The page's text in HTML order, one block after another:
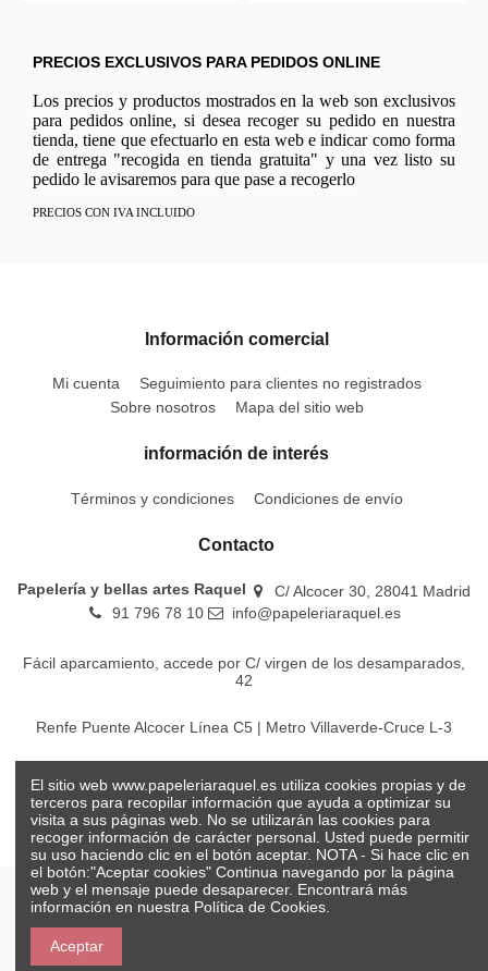
PRECIOS EXCLUSIVOS PARA PEDIDOS ONLINE
Los precios y productos mostrados en la web son exclusivos
para pedidos online, si desea recoger su pedido en nuestra
tienda, tiene que efectuarlo en esta web e indicar como forma
de entrega "recogida en tienda gratuita" y una vez listo su
pedido le avisaremos para que pase a recogerlo
PRECIOS CON IVA INCLUIDO
Información comercial
Mi cuenta
Seguimiento para clientes no registrados
Sobre nosotros
Mapa del sitio web
información de interés
Términos y condiciones Condiciones de envío
Contacto
Papelería y bellas artes Raquel
C/ Alcocer 30, 28041 Madrid
91 796 78 10
info@papeleriaraquel.es
Fácil aparcamiento, accede por C/ virgen de los desamparados,
42
Renfe Puente Alcocer Línea C5 | Metro Villaverde-Cruce L-3
El sitio web www.papeleriaraquel.es utiliza cookies propias y de
terceros para recopilar información que ayuda a optimizar su
visita a sus páginas web. No se utilizarán las cookies para
recoger información de carácter personal. Usted puede permitir
su uso haciendo clic en el botón aceptar. NOTA - Si hace clic en
el botón:"Aceptar cookies" Continua navegando por la página
web y el mensaje puede desaparecer. Encontrará más
información en nuestra Política de Cookies.
Aceptar